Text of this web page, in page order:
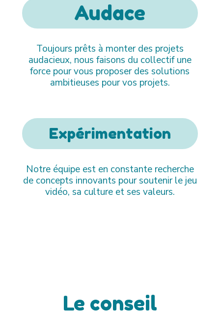
Audace
Toujours prêts à monter des projets
audacieux, nous faisons du collectif une
force pour vous proposer des solutions
ambitieuses pour vos projets.
Expérimentation
Notre équipe est en constante recherche
de concepts innovants pour soutenir le jeu
vidéo, sa culture et ses valeurs.
Le conseil